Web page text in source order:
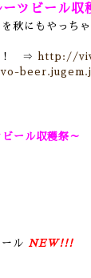
ツビール収
秋にもやっちゃ
！ ⇒
http://
ール収穫祭～
ル NEW!!!